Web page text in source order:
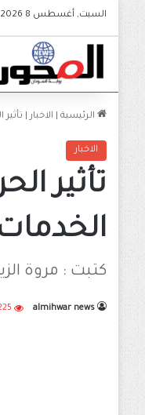
السبت, أغسطس 8 2026
الرئيسية الاخبار
الاخبار
تأثير
كتبت : مروة
almihwar news